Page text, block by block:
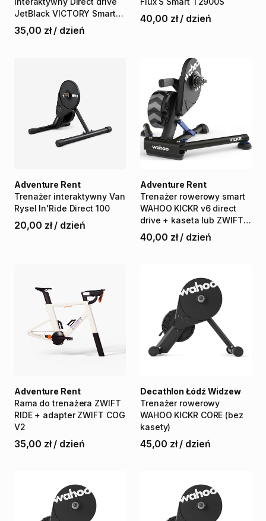
JetBlack VICTORY Smart
Trainer
ZWIFT COG
35,00 zł / dzień
40,00 zł / dzień
Trenażer interaktywny Van
Rysel In'Ride Direct 100
Adventure Rent
20,00 zł / dzień
Trenażer rowerowy smart
WAHOO KICKR v6 direct
drive + kaseta lub ZWIFT
COG V2
Adventure Rent
40,00 zł / dzień
Rama do trenażera ZWIFT
RIDE + adapter ZWIFT COG
V2
Adventure Rent
35,00 zł / dzień
Trenażer rowerowy
WAHOO KICKR CORE (bez
kasety)
Decathlon Łódź Widzew
45,00 zł / dzień